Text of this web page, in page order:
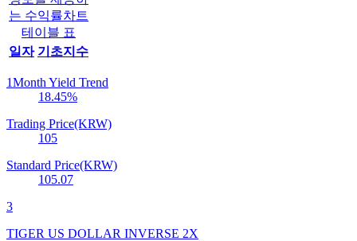
는 수익률차트
테이블 표
일자 기초지수
1Month Yield Trend
18.45%
Trading Price(KRW)
105
Standard Price(KRW)
105.07
3
TIGER US DOLLAR INVERSE 2X